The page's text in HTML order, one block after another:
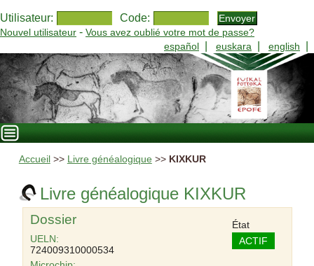
Utilisateur: Code:
Nouvel utilisateur - Vous avez oublié votre mot de passe?
español
euskara english
Accueil >> Livre généalogique >> KIXKUR
Livre généalogique KIXKUR
Dossier
UELN:
724009310000534
État
ACTIF